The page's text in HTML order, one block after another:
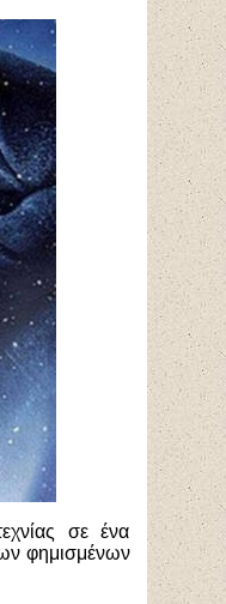
σε ένα
φημισμένων